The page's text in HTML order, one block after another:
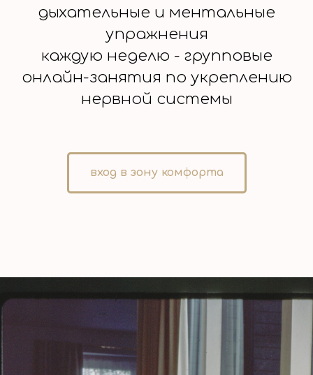
дыхательные и ментальные
упражнения
каждую неделю - групповые
онлайн-занятия по укреплению
нервной системы
вход в зону комфорта